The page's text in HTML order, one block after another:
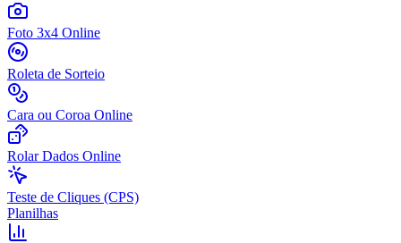
Foto 3x4 Online
Roleta de Sorteio
Cara ou Coroa Online
Rolar Dados Online
Teste de Cliques (CPS)
Planilhas